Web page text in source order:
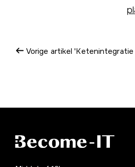
Vorige artikel